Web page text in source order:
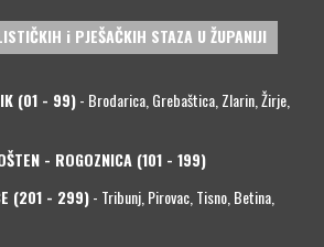
i PJEŠAČKIH STAZA U ŽUPANIJI
(01 - 99)- Brodarica, Grebaštica, Zlarin, Žirje,
- ROGOZNICA (101 - 199)
(201 - 299)- Tribunj, Pirovac, Tisno, Betina,